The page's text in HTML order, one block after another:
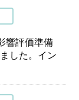
響評価準備
した。イン